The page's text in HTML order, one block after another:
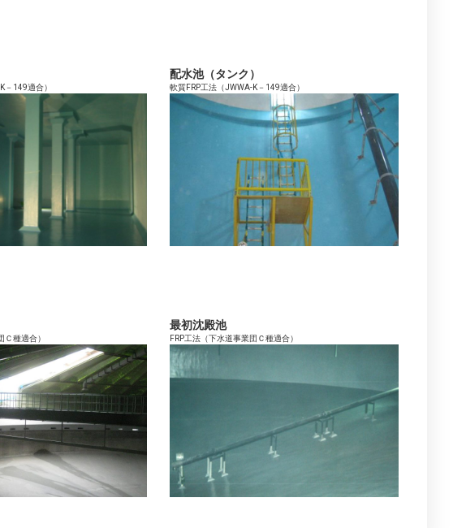
－149適合）
配水池（タンク）
軟質FRP工法（JWWA-K－149適合）
Ｃ種適合）
最初沈殿池
FRP工法（下水道事業団Ｃ種適合）